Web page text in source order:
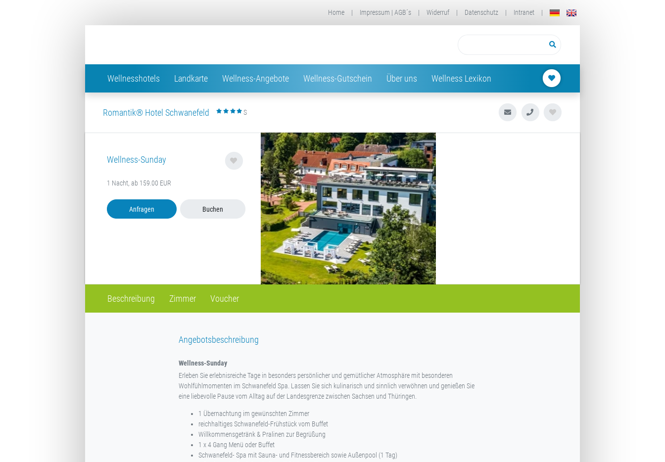
Home | Impressum | AGB´s | Widerruf | Datenschutz | Intranet |
Wellnesshotels Landkarte Wellness-Angebote Wellness-Gutschein Über uns Wellness Lexikon
Romantik® Hotel Schwanefeld S
Wellness-Sunday
1 Nacht, ab 159.00 EUR
Anfragen Buchen
Beschreibung Zimmer Voucher
Angebotsbeschreibung
Wellness-Sunday
Erleben Sie erlebnisreiche Tage in besonders persönlicher und gemütlicher Atmosphäre mit besonderen
Wohlfühlmomenten im Schwanefeld Spa. Lassen Sie sich kulinarisch und sinnlich verwöhnen und genießen Sie
eine liebevolle Pause vom Alltag auf der Landesgrenze zwischen Sachsen und Thüringen.
1 Übernachtung im gewünschten Zimmer
reichhaltiges Schwanefeld-Frühstück vom Buffet
Willkommensgetränk & Pralinen zur Begrüßung
1 x 4 Gang Menü oder Buffet
Schwanefeld- Spa mit Sauna- und Fitnessbereich sowie Außenpool (1 Tag)